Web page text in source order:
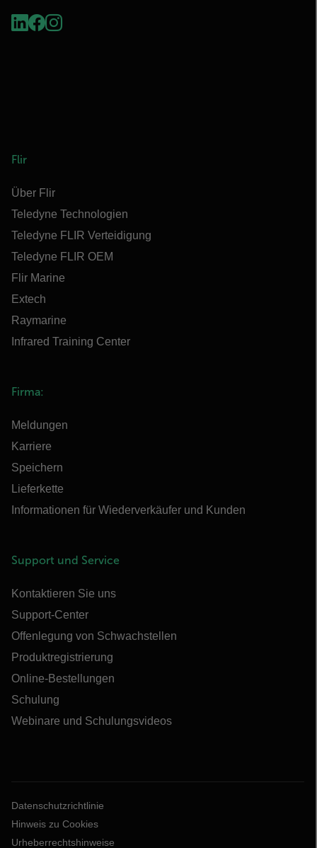
Flir
Über Flir
Teledyne Technologien
Teledyne FLIR Verteidigung
Teledyne FLIR OEM
Flir Marine
Extech
Raymarine
Infrared Training Center
Firma:
Meldungen
Karriere
Speichern
Lieferkette
Informationen für Wiederverkäufer und Kunden
Support und Service
Kontaktieren Sie uns
Support-Center
Offenlegung von Schwachstellen
Produktregistrierung
Online-Bestellungen
Schulung
Webinare und Schulungsvideos
Datenschutzrichtlinie
Hinweis zu Cookies
Urheberrechtshinweise